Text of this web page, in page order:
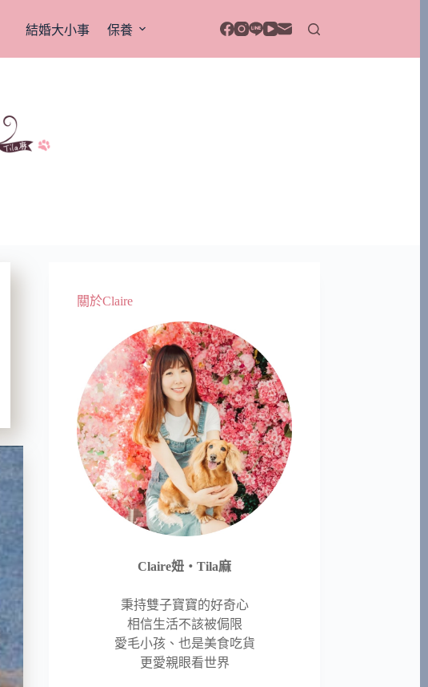
結婚大小事 保養
關於Claire
Claire妞‧Tila麻
秉持雙子寶寶的好奇心
相信生活不該被侷限
愛毛小孩、也是美食吃貨
更愛親眼看世界